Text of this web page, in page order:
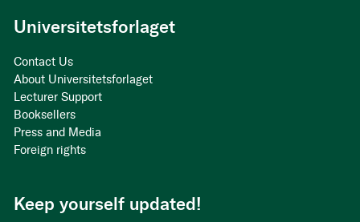
Universitetsforlaget
Contact Us
About Universitetsforlaget
Lecturer Support
Booksellers
Press and Media
Foreign rights
Keep yourself updated!